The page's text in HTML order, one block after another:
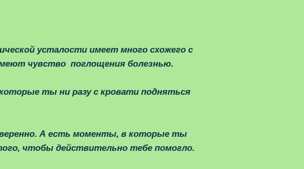
усталости имеет много схожего с
чувство поглощения болезнью.
ты ни разу с кровати подняться
А есть моменты, в которые ты
чтобы действительно тебе помогло.